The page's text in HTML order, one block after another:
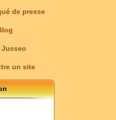
de presse
Jusseo
un site